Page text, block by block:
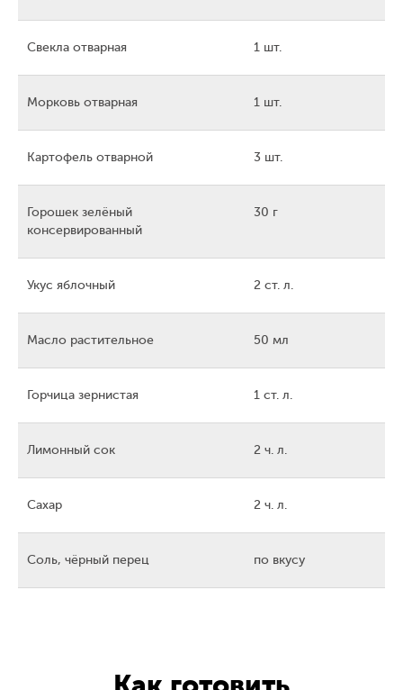
Свекла отварная 1 шт.
Морковь отварная 1 шт.
Картофель отварной 3 шт.
Горошек зелёный
консервированный
30 г
Укус яблочный 2 ст. л.
Масло растительное 50 мл
Горчица зернистая 1 ст. л.
Лимонный сок 2 ч. л.
Сахар 2 ч. л.
Соль, чёрный перец по вкусу